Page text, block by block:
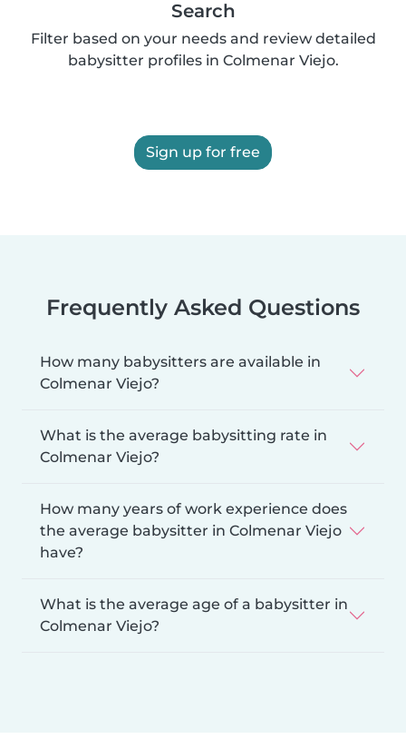
Search
Filter based on your needs and review detailed
babysitter profiles in Colmenar Viejo.
Sign up for free
Frequently Asked Questions
How many babysitters are available in
Colmenar Viejo?
What is the average babysitting rate in
Colmenar Viejo?
How many years of work experience does
the average babysitter in Colmenar Viejo
have?
What is the average age of a babysitter in
Colmenar Viejo?